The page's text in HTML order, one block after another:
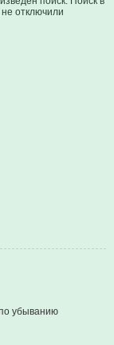
отключили
убыванию